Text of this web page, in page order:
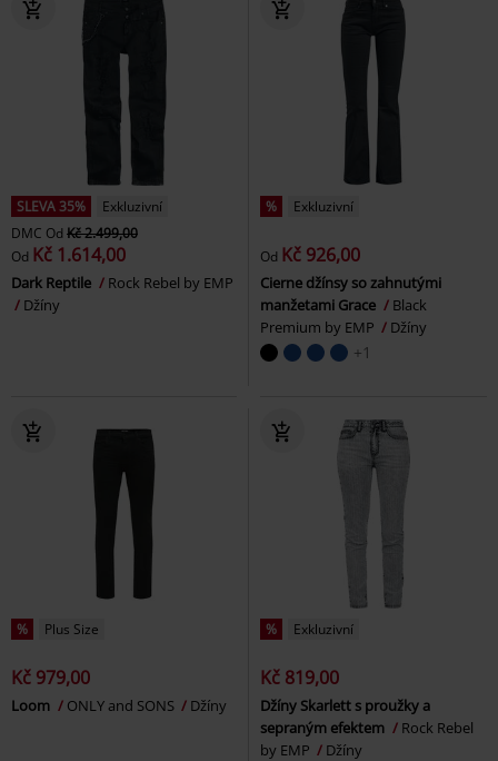
SLEVA 35%
Exkluzivní
DMC Od Kč 2.499,00
Od Kč 1.614,00
Dark Reptile
Rock Rebel by EMP
Džíny
% Exkluzivní
Od Kč 926,00
Cierne džínsy so zahnutými
manžetami Grace
Black
Premium by EMP
Džíny
+1
% Plus Size
Kč 979,00
Loom ONLY and SONS Džíny
% Exkluzivní
Kč 819,00
Džíny Skarlett s proužky a
sepraným efektem
Rock Rebel
by EMP
Džíny